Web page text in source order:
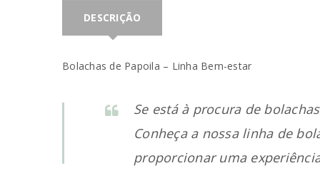
INICIAR SESSÃO
DESCRIÇÃO
Bolachas de Papoila – Linha Bem-estar
Se está à procura de
Conheça a nossa linha de
proporcionar uma